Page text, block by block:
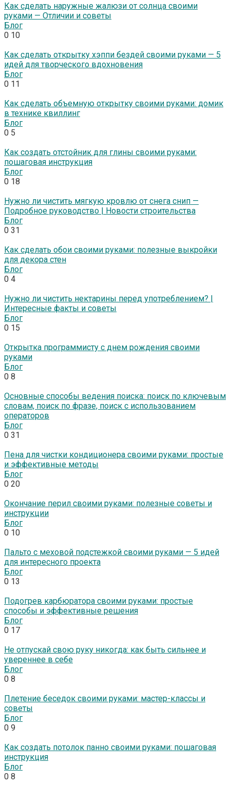
Как сделать наружные жалюзи от солнца своими
руками — Отличии и советы
Блог
0 10
Как сделать открытку хэппи бездей своими руками — 5
идей для творческого вдохновения
Блог
0 11
Как сделать объемную открытку своими руками: домик
в технике квиллинг
Блог
0 5
Как создать отстойник для глины своими руками:
пошаговая инструкция
Блог
0 18
Нужно ли чистить мягкую кровлю от снега снип —
Подробное руководство | Новости строительства
Блог
0 31
Как сделать обои своими руками: полезные выкройки
для декора стен
Блог
0 4
Нужно ли чистить нектарины перед употреблением? |
Интересные факты и советы
Блог
0 15
Открытка программисту с днем рождения своими
руками
Блог
0 8
Основные способы ведения поиска: поиск по ключевым
словам, поиск по фразе, поиск с использованием
операторов
Блог
0 31
Пена для чистки кондиционера своими руками: простые
и эффективные методы
Блог
0 20
Окончание перил своими руками: полезные советы и
инструкции
Блог
0 10
Пальто с меховой подстежкой своими руками — 5 идей
для интересного проекта
Блог
0 13
Подогрев карбюратора своими руками: простые
способы и эффективные решения
Блог
0 17
Не отпускай свою руку никогда: как быть сильнее и
увереннее в себе
Блог
0 8
Плетение беседок своими руками: мастер-классы и
советы
Блог
0 9
Как создать потолок панно своими руками: пошаговая
инструкция
Блог
0 8